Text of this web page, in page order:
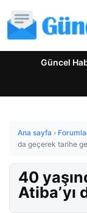
Güncel
Ana sayfa ›
da geçerek tarihe
40
Atiba’yı